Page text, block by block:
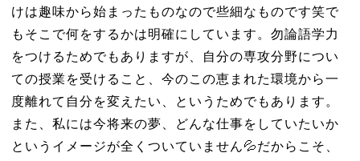
けは趣味から始まったものなので些細なものです笑で
もそこで何をするかは明確にしています。勿論語学力
をつけるためでもありますが、自分の専攻分野につい
ての授業を受けること、今のこの恵まれた環境から一
度離れて自分を変えたい、というためでもあります。
また、私には今将来の夢、どんな仕事をしていたいか
というイメージが全くついていません💦だからこそ、